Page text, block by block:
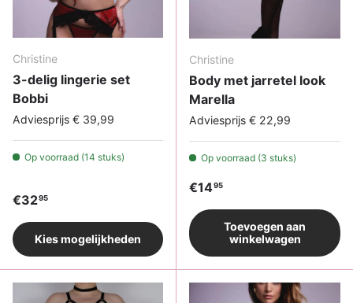
Christine
3-delig lingerie set
Bobbi
Adviesprijs € 39,99
Op voorraad (14 stuks)
Reguliere prijs
€3295
Kies mogelijkheden
Christine
Body met jarretel look
Marella
Adviesprijs € 22,99
Op voorraad (3 stuks)
Reguliere prijs
€1495
Toevoegen aan
winkelwagen